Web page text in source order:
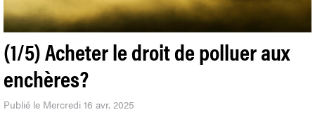
(1/5) Acheter le droit de polluer aux
enchères?
Publié le Mercredi 16 avr. 2025